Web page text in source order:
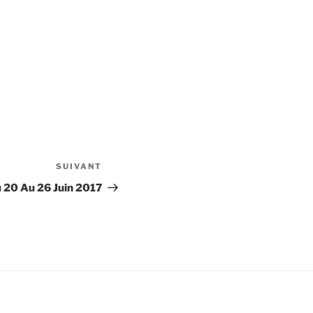
suivant
SUIVANT
20 Au 26 Juin 2017